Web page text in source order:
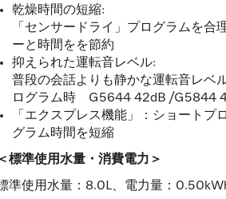
乾燥時間の短縮:
「センサードライ」プログラムを合
ーと時間をを節約
抑えられた運転音レベル:
普段の会話よりも静かな運転音レベ
ログラム時 G5644 42dB /G5844
「エクスプレス機能」：ショートプ
グラム時間を短縮
＜標準使用水量・消費電力＞
準使用水量：8.0L、電力量：